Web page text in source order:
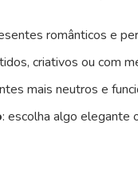
românticos e
criativos ou com
mais neutros e
: escolha algo elegante